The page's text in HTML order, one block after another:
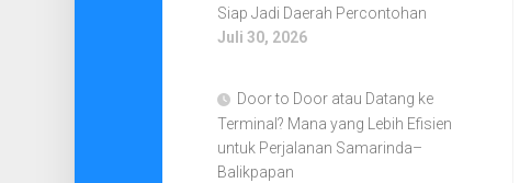
Siap Jadi Daerah Percontohan
Juli 30, 2026
Door to Door atau Datang ke
Terminal? Mana yang Lebih Efisien
untuk Perjalanan Samarinda–
Balikpapan